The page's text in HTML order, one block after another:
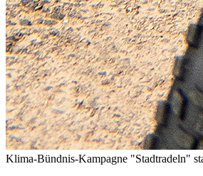
Klima-Bündnis-Kampagne "Stadtradeln"